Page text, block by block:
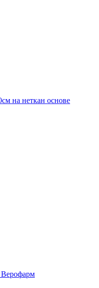
на неткан основе
Верофарм